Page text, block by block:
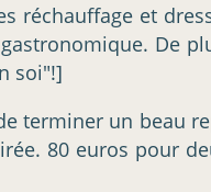
réchauffage et
De
soi"!]
terminer un beau
80 euros pour